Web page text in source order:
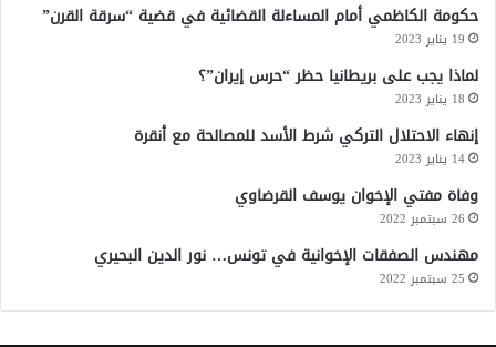
حكومة الكاظمي أمام المساءلة القضائية في قضية “سرقة القرن”
19 يناير 2023
لماذا يجب على بريطانيا حظر “حرس إيران”؟
18 يناير 2023
إنهاء الاحتلال التركي شرط الأسد للمصالحة مع أنقرة
14 يناير 2023
وفاة مفتي الإخوان يوسف القرضاوي
26 سبتمبر 2022
مهندس الصفقات الإخوانية في تونس… نور الدين البحيري
25 سبتمبر 2022